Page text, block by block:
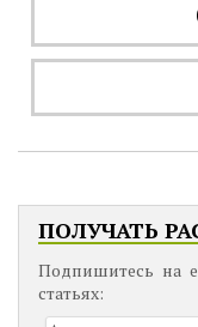
ПОЛУЧАТЬ
Подпишитесь на
статьях: